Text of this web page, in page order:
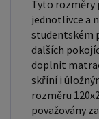
spánku, vaší
zdravotní
rošt ZDARMA:
kteří hledají
podklad pod
dřevěných
Tyto rozměry
jednotlivce a
studentském
dalších
doplnit
skříní i
rozměru
považovány